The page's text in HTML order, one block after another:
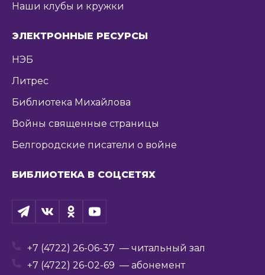
Наши клубы и кружки
ЭЛЕКТРОННЫЕ РЕСУРСЫ
НЭБ
Литрес
Библиотека Михайлова
Войны священные страницы
Белгородские писатели о войне
БИБЛИОТЕКА В СОЦСЕТЯХ
+7 (4722) 26-06-37 — читальный зал
+7 (4722) 26-02-69 — абонемент